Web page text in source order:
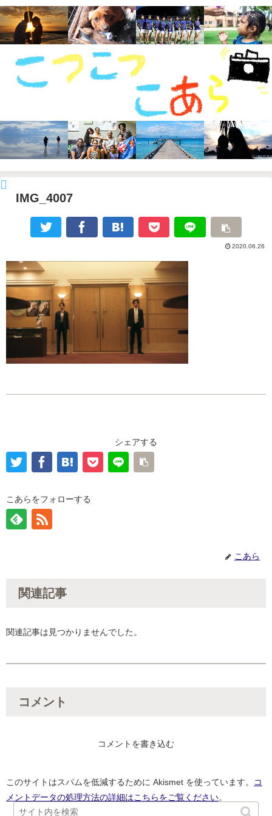
IMG_4007
2020.06.26
シェアする
こあらをフォローする
こあら
関連記事
関連記事は見つかりませんでした。
コメント
コメントを書き込む
このサイトはスパムを低減するために Akismet を使っています。
コ
メントデータの処理方法の詳細はこちらをご覧ください。